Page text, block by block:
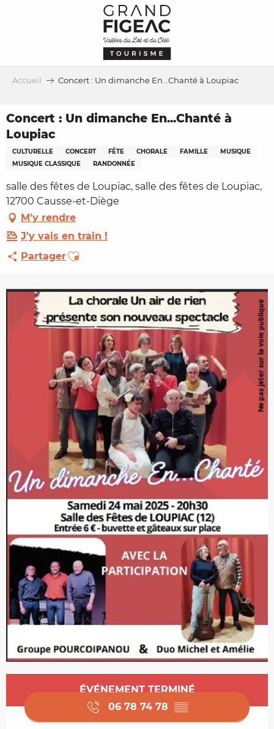
Accueil Concert : Un dimanche En...Chanté à Loupiac
Concert : Un dimanche En...Chanté à
Loupiac
CULTURELLE CONCERT FÊTE CHORALE FAMILLE
MUSIQUE
MUSIQUE CLASSIQUE
RANDONNÉE
salle des fêtes de Loupiac, salle des fêtes de Loupiac,
12700 Causse-et-Diège
M'y rendre
J'y vais en train !
PartagerAjouter aux favoris
Ouverture et coordonnées
ÉVÉNEMENT TERMINÉ
06 78 74 78 ▒▒